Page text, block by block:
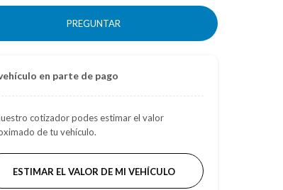
PREGUNTAR
en parte de pago
cotizador podes estimar el valor
de tu vehículo.
ESTIMAR EL VALOR DE MI VEHÍCULO